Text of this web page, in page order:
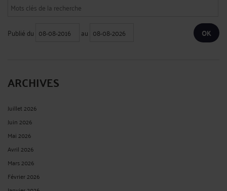
Publié du au
ARCHIVES
Juillet 2026
Juin 2026
Mai 2026
Avril 2026
Mars 2026
Février 2026